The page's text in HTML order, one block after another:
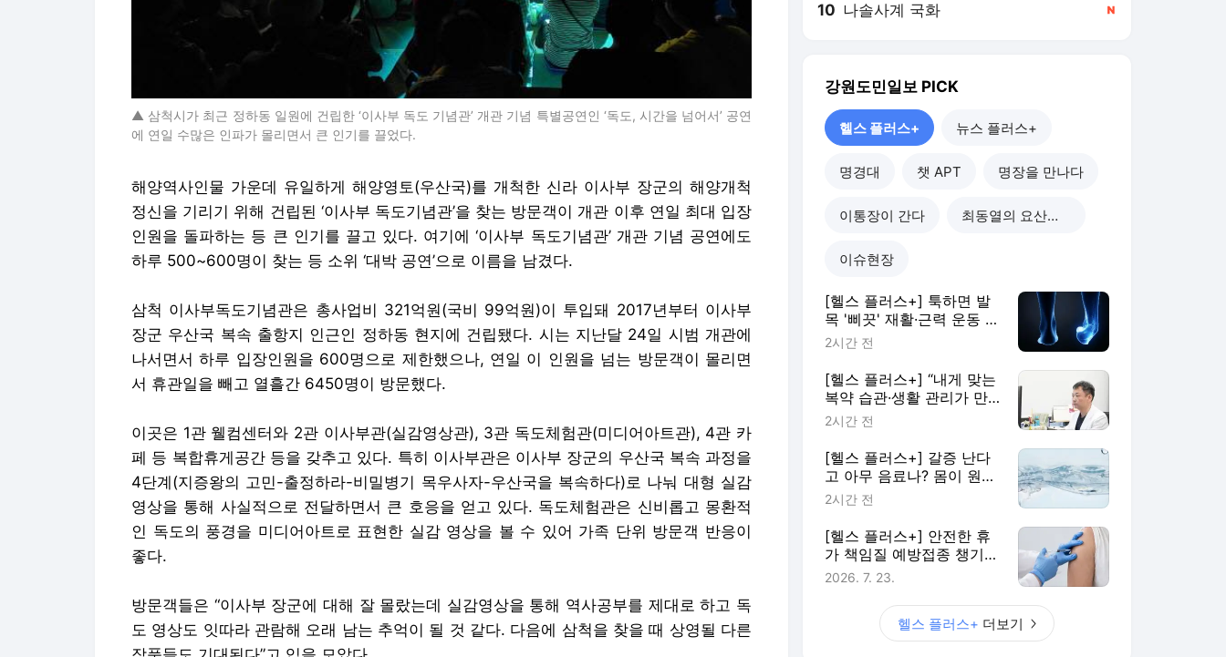
▲ 삼척시가 최근 정하동 일원에 건립한 ‘이사부 독도 기념관’ 개관 기념 특별공연인 ‘독도, 시간을 넘어서’ 공연
에 연일 수많은 인파가 몰리면서 큰 인기를 끌었다.
해양역사인물 가운데 유일하게 해양영토(우산국)를 개척한 신라 이사부 장군의 해양개척
정신을 기리기 위해 건립된 ‘이사부 독도기념관’을 찾는 방문객이 개관 이후 연일 최대 입장
인원을 돌파하는 등 큰 인기를 끌고 있다. 여기에 ‘이사부 독도기념관’ 개관 기념 공연에도
하루 500~600명이 찾는 등 소위 ‘대박 공연’으로 이름을 남겼다.
삼척 이사부독도기념관은 총사업비 321억원(국비 99억원)이 투입돼 2017년부터 이사부
장군 우산국 복속 출항지 인근인 정하동 현지에 건립됐다. 시는 지난달 24일 시범 개관에
나서면서 하루 입장인원을 600명으로 제한했으나, 연일 이 인원을 넘는 방문객이 몰리면
서 휴관일을 빼고 열흘간 6450명이 방문했다.
이곳은 1관 웰컴센터와 2관 이사부관(실감영상관), 3관 독도체험관(미디어아트관), 4관 카
페 등 복합휴게공간 등을 갖추고 있다. 특히 이사부관은 이사부 장군의 우산국 복속 과정을
4단계(지증왕의 고민-출정하라-비밀병기 목우사자-우산국을 복속하다)로 나눠 대형 실감
영상을 통해 사실적으로 전달하면서 큰 호응을 얻고 있다. 독도체험관은 신비롭고 몽환적
인 독도의 풍경을 미디어아트로 표현한 실감 영상을 볼 수 있어 가족 단위 방문객 반응이
좋다.
방문객들은 “이사부 장군에 대해 잘 몰랐는데 실감영상을 통해 역사공부를 제대로 하고 독
도 영상도 잇따라 관람해 오래 남는 추억이 될 것 같다. 다음에 삼척을 찾을 때 상영될 다른
10 나솔사계 국화
강원도민일보 PICK
헬스 플러스+ 뉴스 플러스+
명경대 챗 APT 명장을 만나다
이통장이 간다 최동열의 요산요설
이슈현장
[헬스 플러스+] 툭하면 발
목 '삐끗' 재활·근력 운동 꼭
하세요
2시간 전
[헬스 플러스+] “내게 맞는
복약 습관·생활 관리가 만
성질환 대응 첫걸음”
2시간 전
[헬스 플러스+] 갈증 난다
고 아무 음료나? 몸이 원하
는 건 ‘물’
2시간 전
[헬스 플러스+] 안전한 휴
가 책임질 예방접종 챙기세
요
2026. 7. 23.
헬스 플러스+ 더보기